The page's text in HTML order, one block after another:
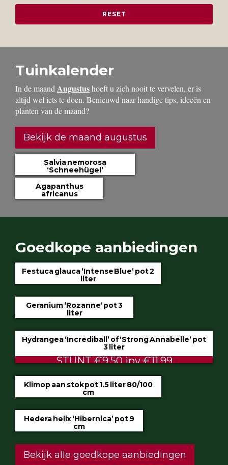
Tuinkalender
In de maand Augustushoeft u zich nooit te vervelen, er is
altijd wel iets te doen. Benieuwd naar handige tips, ideeën en
planten van de maand?
Bekijk de maand augustus
Salvia nemorosa
‘Schneehügel’
Agapanthus
africanus
Goedkope aanbiedingen
Festuca glauca ‘Intense Blue’ pot 2
liter
Geranium ‘Rozanne’ pot 3
liter
Hydrangea ‘Incrediball’ of ‘Strong Annabelle’ pot
3 liter
STUNT €9.50 ipv €11.99
Klimop aan stok pot 1.5 liter 80/100
cm
Hedera helix ‘Hibernica’ pot 9
cm
Bekijk alle goedkope aanbiedingen